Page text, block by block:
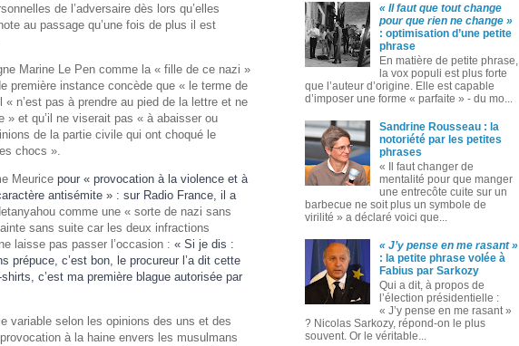
de l’adversaire dès lors qu’elles
au passage qu’une fois de plus il est
Marine Le Pen comme la « fille de ce nazi »
première instance concède que « le terme de
n’est pas à prendre au pied de la lettre et ne
et qu’il ne viserait pas « à abaisser ou
de la partie civile qui ont choqué le
chocs ».
Meurice pour « provocation à la violence et à
antisémite » : sur Radio France, il a
comme une « sorte de nazi sans
sans suite car les deux infractions
laisse pas passer l’occasion : « Si je dis :
prépuce, c’est bon, le procureur l’a dit cette
c’est ma première blague autorisée par
variable selon les opinions des uns et des
à la haine envers les musulmans
« Il faut que tout change
pour que rien ne change »
: optimisation d’une petite
phrase
En matière de petite phrase,
la vox populi est plus forte
que l’auteur d’origine. Elle est capable
d’imposer une forme « parfaite » ‑ du mo...
Sandrine Rousseau : la
notoriété par les petites
phrases
« Il faut changer de
mentalité pour que manger
une entrecôte cuite sur un
barbecue ne soit plus un symbole de
virilité » a déclaré voici que...
« J’y pense en me rasant »
: la petite phrase volée à
Fabius par Sarkozy
Qui a dit, à propos de
l’élection présidentielle :
« J’y pense en me rasant »
? Nicolas Sarkozy, répond-on le plus
souvent. Or le véritable...